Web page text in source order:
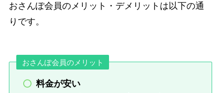
おさんぽ会員のメリット・デメリットは以下の通
りです。
おさんぽ会員のメリット
料金が安い